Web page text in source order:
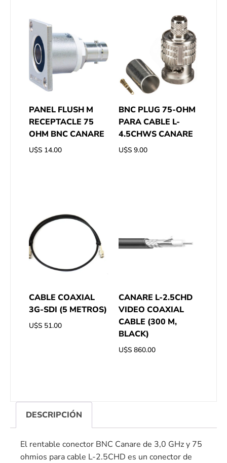
PANEL FLUSH M
RECEPTACLE 75
OHM BNC CANARE
U$S 14.00
BNC PLUG 75-OHM
PARA CABLE L-
4.5CHWS CANARE
U$S 9.00
CABLE COAXIAL
3G-SDI (5 METROS)
U$S 51.00
CANARE L-2.5CHD
VIDEO COAXIAL
CABLE (300 M,
BLACK)
U$S 860.00
DESCRIPCIÓN
El rentable conector BNC Canare de 3,0 GHz y 75
ohmios para cable L-2.5CHD es un conector de